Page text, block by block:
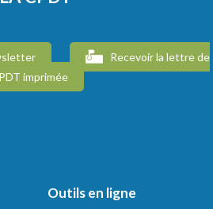
Recevoir la lettre de
imprimée
Outils en ligne